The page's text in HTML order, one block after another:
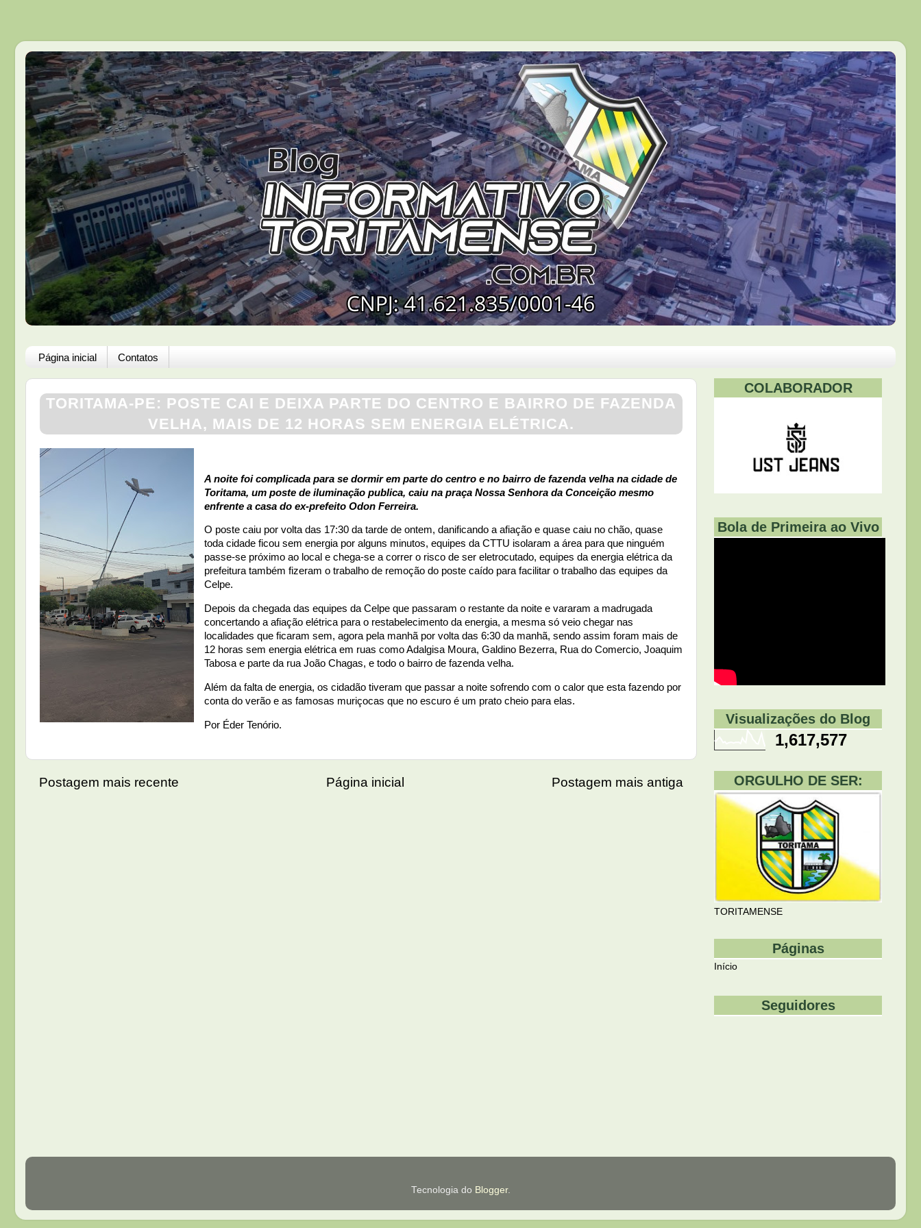
Página inicial Contatos
TORITAMA-PE: POSTE CAI E DEIXA PARTE DO CENTRO E BAIRRO DE FAZENDA
VELHA, MAIS DE 12 HORAS SEM ENERGIA ELÉTRICA.
A noite foi complicada para se dormir em parte do centro e no bairro de fazenda velha na cidade de
Toritama, um poste de iluminação publica, caiu na praça Nossa Senhora da Conceição mesmo
enfrente a casa do ex-prefeito Odon Ferreira.
O poste caiu por volta das 17:30 da tarde de ontem, danificando a afiação e quase caiu no chão, quase
toda cidade ficou sem energia por alguns minutos, equipes da CTTU isolaram a área para que ninguém
passe-se próximo ao local e chega-se a correr o risco de ser eletrocutado, equipes da energia elétrica da
prefeitura também fizeram o trabalho de remoção do poste caído para facilitar o trabalho das equipes da
Celpe.
Depois da chegada das equipes da Celpe que passaram o restante da noite e vararam a madrugada
concertando a afiação elétrica para o restabelecimento da energia, a mesma só veio chegar nas
localidades que ficaram sem, agora pela manhã por volta das 6:30 da manhã, sendo assim foram mais de
12 horas sem energia elétrica em ruas como Adalgisa Moura, Galdino Bezerra, Rua do Comercio, Joaquim
Tabosa e parte da rua João Chagas, e todo o bairro de fazenda velha.
Além da falta de energia, os cidadão tiveram que passar a noite sofrendo com o calor que esta fazendo por
conta do verão e as famosas muriçocas que no escuro é um prato cheio para elas.
Por Éder Tenório.
Postagem mais recente Postagem mais antiga
Página inicial
COLABORADOR
Bola de Primeira ao Vivo
Visualizações do Blog
1,617,577
ORGULHO DE SER:
TORITAMENSE
Páginas
Início
Seguidores
Tecnologia do Blogger.